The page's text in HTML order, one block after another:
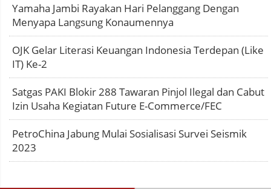
Yamaha Jambi Rayakan Hari Pelanggang Dengan
Menyapa Langsung Konaumennya
OJK Gelar Literasi Keuangan Indonesia Terdepan (Like
IT) Ke-2
Satgas PAKI Blokir 288 Tawaran Pinjol Ilegal dan Cabut
Izin Usaha Kegiatan Future E-Commerce/FEC
PetroChina Jabung Mulai Sosialisasi Survei Seismik
2023